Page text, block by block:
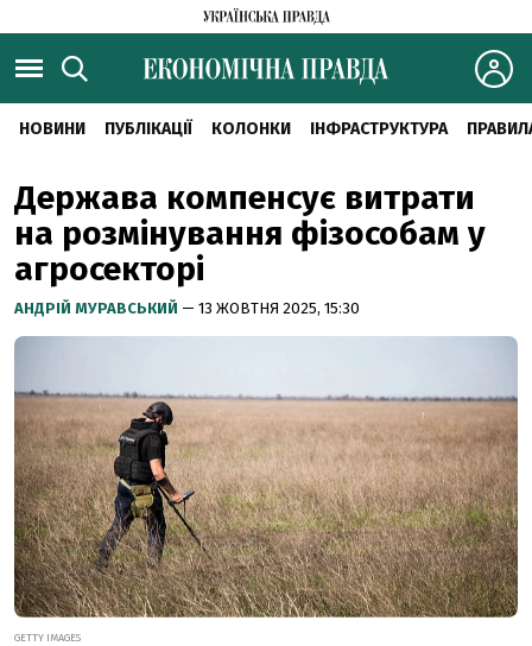
НОВИНИ ПУБЛІКАЦІЇ КОЛОНКИ ІНФРАСТРУКТУРА
Держава компенсує витрати
на розмінування фізособам у
агросекторі
АНДРІЙ МУРАВСЬКИЙ — 13 ЖОВТНЯ 2025, 15:30
GETTY IMAGES